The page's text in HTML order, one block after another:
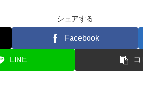
シェアする
Facebook
LINE コ